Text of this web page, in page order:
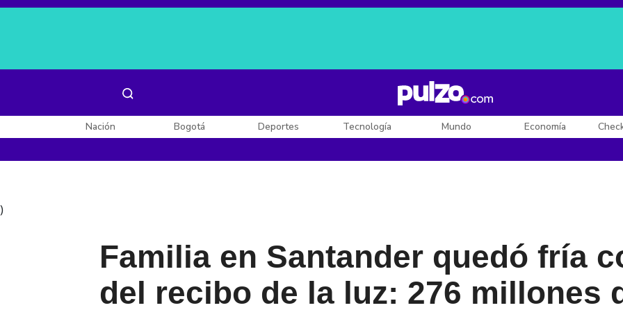
Posesión de De la Espriella
Nación Bogotá Deportes Tecnología Mundo Economía
)
Familia en Santander quedó fría
del recibo de la luz: 276 millones